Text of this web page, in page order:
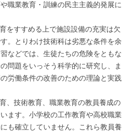
職業教育・訓練の民主主義的発展に
をすすめる上で施設設備の充実は欠
。とりわけ技術科は劣悪な条件を余
などでは、生徒たちの危険をともな
問題をいっそう科学的に研究し、ま
労働条件の改善のための理論と実践
、技術教育、職業教育の教員養成の
ます。小学校の工作教育や高校職業
も確立していません。これら教員養